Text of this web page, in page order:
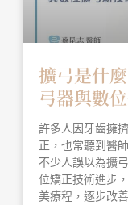
擴弓是什
弓器與數
許多人因牙齒擁
正，也常聽到醫
不少人誤以為擴
位矯正技術進步
美療程，逐步改